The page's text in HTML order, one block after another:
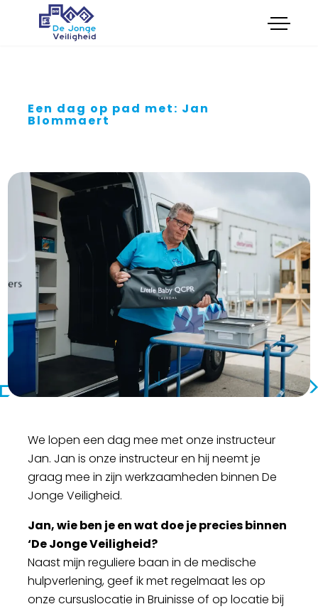
menu
Opleidingen
Advies
Feestkar Veilig en Wel
Boek cursus
Plan intakegesprek
Een dag op pad met: Jan
Blommaert
We lopen een dag mee met onze instructeur
Jan. Jan is onze instructeur en hij neemt je
graag mee in zijn werkzaamheden binnen De
Jonge Veiligheid.
Jan, wie ben je en wat doe je precies binnen
‘De Jonge Veiligheid?
Naast mijn reguliere baan in de medische
hulpverlening, geef ik met regelmaat les op
onze cursuslocatie in Bruinisse of op locatie bij